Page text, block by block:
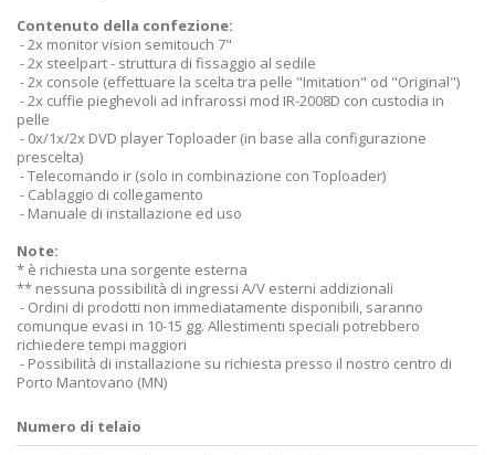
Contenuto della confezione:
- 2x monitor vision semitouch 7"
- 2x steelpart - struttura di fissaggio al sedile
- 2x console (effettuare la scelta tra pelle "Imitation" od "Original")
- 2x cuffie pieghevoli ad infrarossi mod IR-2008D con custodia in
pelle
- 0x/1x/2x DVD player Toploader (in base alla configurazione
prescelta)
- Telecomando ir (solo in combinazione con Toploader)
- Cablaggio di collegamento
- Manuale di installazione ed uso
Note:
* è richiesta una sorgente esterna
** nessuna possibilità di ingressi A/V esterni addizionali
- Ordini di prodotti non immediatamente disponibili, saranno
comunque evasi in 10-15 gg. Allestimenti speciali potrebbero
richiedere tempi maggiori
- Possibilità di installazione su richiesta presso il nostro centro di
Porto Mantovano (MN)
Numero di telaio